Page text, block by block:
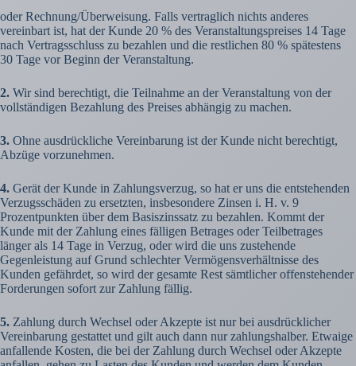
oder Rechnung/Überweisung. Falls vertraglich nichts anderes
vereinbart ist, hat der Kunde 20 % des Veranstaltungspreises 14 Tage
nach Vertragsschluss zu bezahlen und die restlichen 80 % spätestens
30 Tage vor Beginn der Veranstaltung.
2. Wir sind berechtigt, die Teilnahme an der Veranstaltung von der
vollständigen Bezahlung des Preises abhängig zu machen.
3. Ohne ausdrückliche Vereinbarung ist der Kunde nicht berechtigt,
Abzüge vorzunehmen.
4. Gerät der Kunde in Zahlungsverzug, so hat er uns die entstehenden
Verzugsschäden zu ersetzten, insbesondere Zinsen i. H. v. 9
Prozentpunkten über dem Basiszinssatz zu bezahlen. Kommt der
Kunde mit der Zahlung eines fälligen Betrages oder Teilbetrages
länger als 14 Tage in Verzug, oder wird die uns zustehende
Gegenleistung auf Grund schlechter Vermögensverhältnisse des
Kunden gefährdet, so wird der gesamte Rest sämtlicher offenstehender
Forderungen sofort zur Zahlung fällig.
5. Zahlung durch Wechsel oder Akzepte ist nur bei ausdrücklicher
Vereinbarung gestattet und gilt auch dann nur zahlungshalber. Etwaige
anfallende Kosten, die bei der Zahlung durch Wechsel oder Akzepte